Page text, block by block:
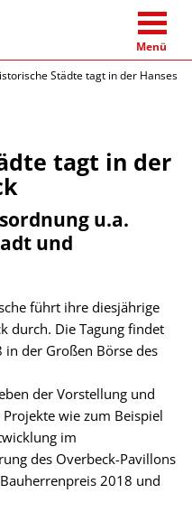
Menü
Städte tagt in der
tagt in der
u.a.
und
führt ihre diesjährige
durch. Die Tagung findet
der Großen Börse des
der Vorstellung und
wie zum Beispiel
im
des Overbeck-Pavillons
2018 und